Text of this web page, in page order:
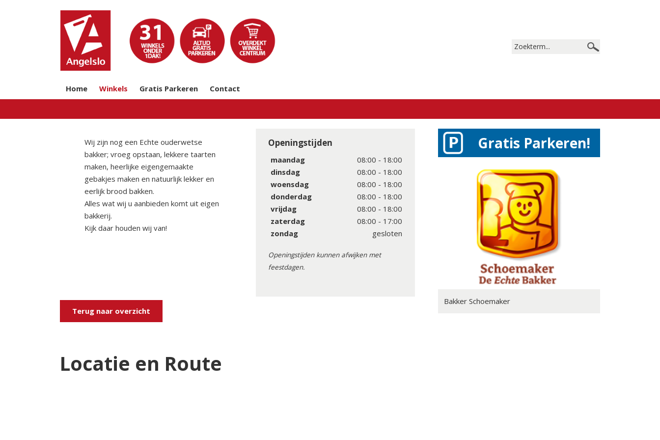
Home Winkels Gratis Parkeren Contact
Wij zijn nog een Echte ouderwetse
bakker; vroeg opstaan, lekkere taarten
maken, heerlijke eigengemaakte
gebakjes maken en natuurlijk lekker en
eerlijk brood bakken.
Alles wat wij u aanbieden komt uit eigen
bakkerij.
Kijk daar houden wij van!
Openingstijden
maandag
dinsdag
woensdag
donderdag
vrijdag
zaterdag
zondag
08:00 - 18:00
08:00 - 18:00
08:00 - 18:00
08:00 - 18:00
08:00 - 18:00
08:00 - 17:00
gesloten
Openingstijden kunnen afwijken met
feestdagen.
Terug naar overzicht
Gratis Parkeren!
Bakker Schoemaker
Locatie en Route